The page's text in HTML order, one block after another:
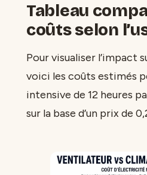
Tableau
coûts selon
Pour visualiser l’impact
voici les coûts estimés
intensive de 12 heures
sur la base d’un prix de